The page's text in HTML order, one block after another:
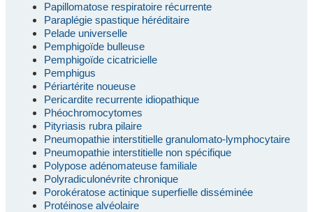
Papillomatose respiratoire récurrente
Paraplégie spastique héréditaire
Pelade universelle
Pemphigoïde bulleuse
Pemphigoïde cicatricielle
Pemphigus
Périartérite noueuse
Pericardite recurrente idiopathique
Phéochromocytomes
Pityriasis rubra pilaire
Pneumopathie interstitielle granulomato-lymphocytaire
Pneumopathie interstitielle non spécifique
Polypose adénomateuse familiale
Polyradiculonévrite chronique
Porokératose actinique superfielle disséminée
Protéinose alvéolaire